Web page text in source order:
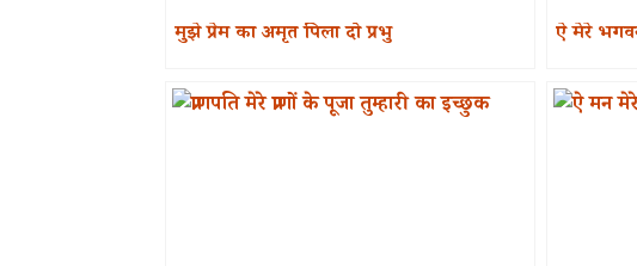
मुझे प्रेम का अमृत पिला दो प्रभु ऐ मेरे